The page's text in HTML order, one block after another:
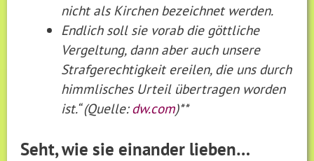
nicht als Kirchen bezeichnet werden.
Endlich soll sie vorab die göttliche
Vergeltung, dann aber auch unsere
Strafgerechtigkeit ereilen, die uns durch
himmlisches Urteil übertragen worden
ist.“(Quelle:dw.com)**
Seht, wie sie einander lieben…